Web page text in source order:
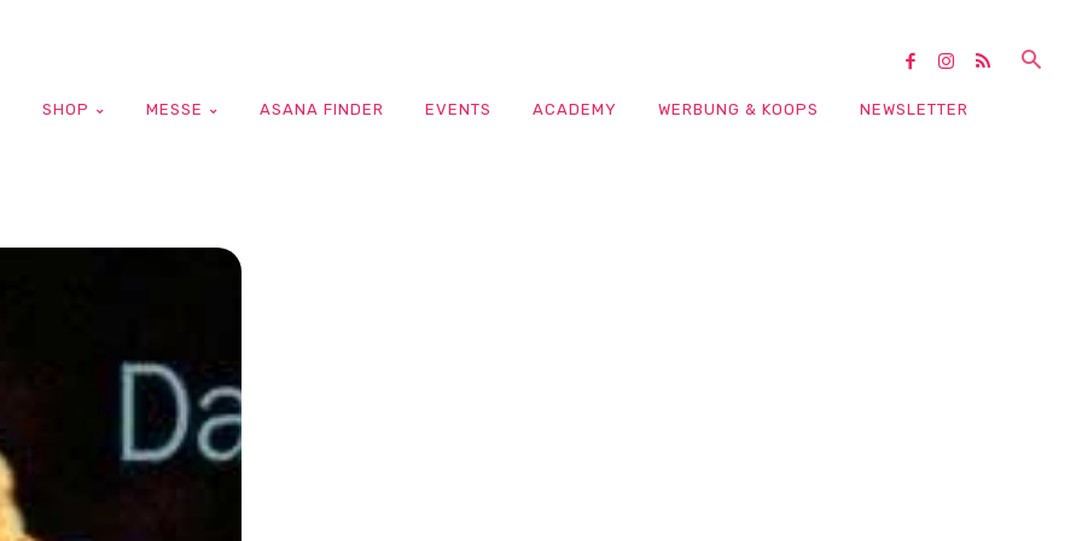
SHOP MESSE ASANA FINDER EVENTS ACADEMY WERBUNG & KOOPS NEWSLETTER